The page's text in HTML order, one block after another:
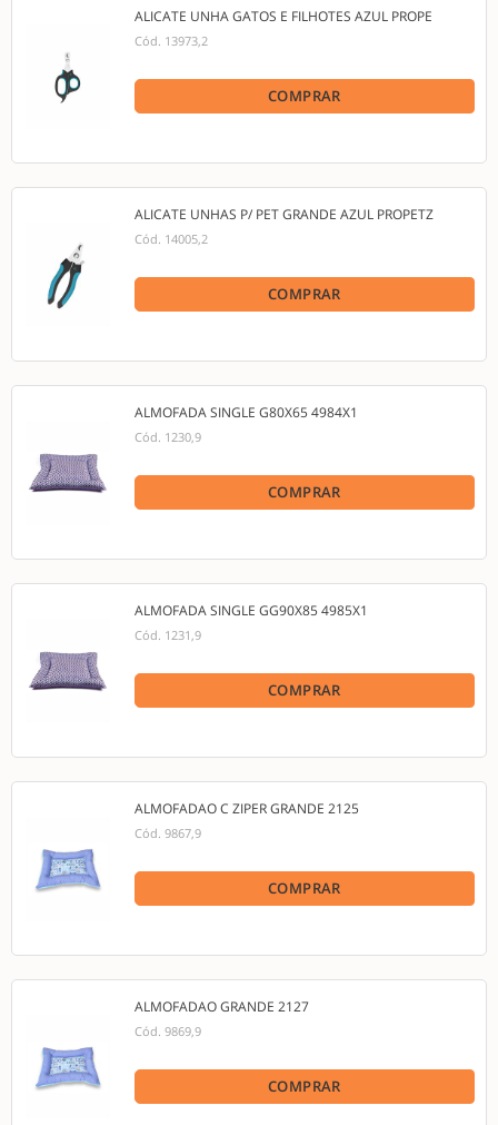
ALICATE UNHA GATOS E FILHOTES AZUL PROPE
Cód. 13973,2
COMPRAR
ALICATE UNHAS P/ PET GRANDE AZUL PROPETZ
Cód. 14005,2
COMPRAR
ALMOFADA SINGLE G80X65 4984X1
Cód. 1230,9
COMPRAR
ALMOFADA SINGLE GG90X85 4985X1
Cód. 1231,9
COMPRAR
ALMOFADAO C ZIPER GRANDE 2125
Cód. 9867,9
COMPRAR
ALMOFADAO GRANDE 2127
Cód. 9869,9
COMPRAR